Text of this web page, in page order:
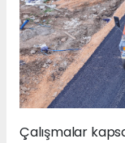
Çalışmalar